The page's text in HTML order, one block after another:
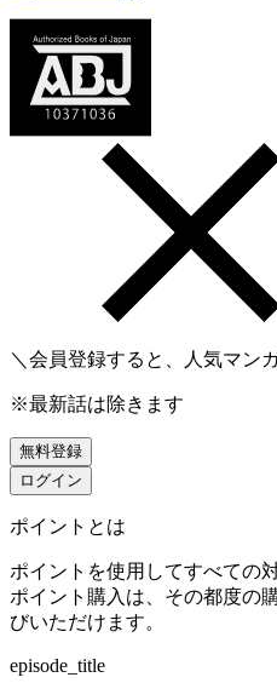
＼会員登録すると、人気マン
※最新話は除きます
無料登録
ログイン
ポイントとは
ポイントを使用してすべての
ポイント購入は、その都度の
びいただけます。
episode_title